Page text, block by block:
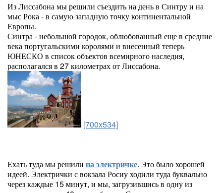
Из Лиссабона мы решили съездить на день в Синтру и на
мыс Рока - в самую западную точку континентальной
Европы.
Синтра - небольшой городок, облюбованный еще в средние
века португальскими королями и внесенный теперь
ЮНЕСКО в список объектов всемирного наследия,
располагался в 27 километрах от Лиссабона.
[700x534]
Ехать туда мы решили на электричке. Это было хорошей
идеей. Электрички с вокзала Росиу ходили туда буквально
через каждые 15 минут, и мы, загрузившись в одну из